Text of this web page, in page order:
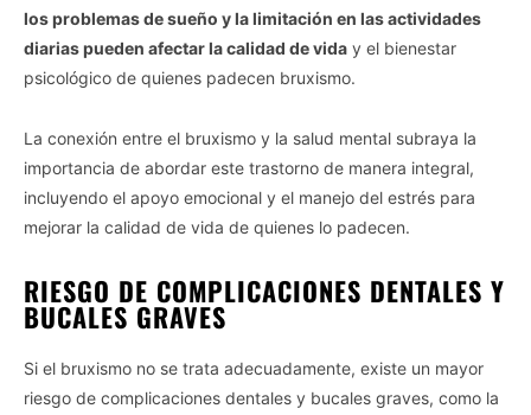
los problemas de sueño y la limitación en las actividades
diarias pueden afectar la calidad de vida y el bienestar
psicológico de quienes padecen bruxismo.
La conexión entre el bruxismo y la salud mental subraya la
importancia de abordar este trastorno de manera integral,
incluyendo el apoyo emocional y el manejo del estrés para
mejorar la calidad de vida de quienes lo padecen.
RIESGO DE COMPLICACIONES DENTALES Y
BUCALES GRAVES
Si el bruxismo no se trata adecuadamente, existe un mayor
riesgo de complicaciones dentales y bucales graves, como la